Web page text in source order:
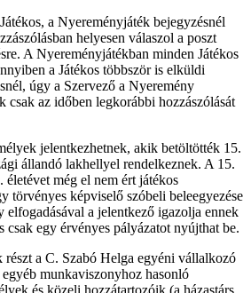
a Nyereményjáték bejegyzésnél
helyesen válaszol a poszt
A Nyereményjátékban minden Játékos
a Játékos többször is elküldi
úgy a Szervező a Nyeremény
csak az időben legkorábbi hozzászólását
jelentkezhetnek, akik betöltötték 15.
állandó lakhellyel rendelkeznek. A 15.
életévet még el nem ért játékos
törvényes képviselő szóbeli beleegyezése
elfogadásával a jelentkező igazolja ennek
csak egy érvényes pályázatot nyújthat be.
részt a C. Szabó Helga egyéni vállalkozó
munkaviszonyhoz hasonló
és közeli hozzátartozóik (a házastárs,